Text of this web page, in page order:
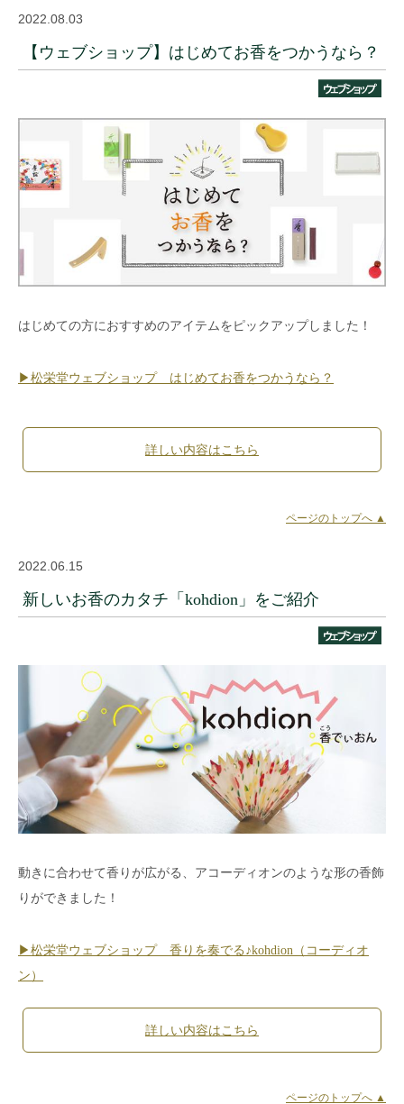
2022.08.03
【ウェブショップ】はじめてお香をつかうなら？
はじめての方におすすめのアイテムをピックアップしました！
▶︎松栄堂ウェブショップ はじめてお香をつかうなら？
詳しい内容はこちら
ページのトップへ ▲
2022.06.15
新しいお香のカタチ「kohdion」をご紹介
動きに合わせて香りが広がる、アコーディオンのような形の香飾
りができました！
▶︎松栄堂ウェブショップ 香りを奏でる♪kohdion（コーディオ
ン）
詳しい内容はこちら
ページのトップへ ▲